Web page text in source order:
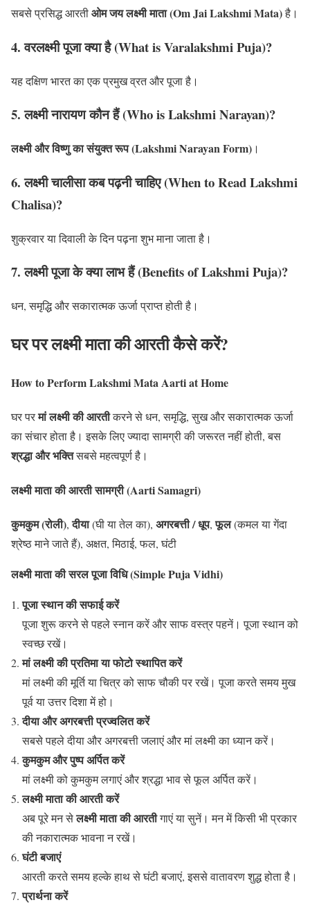
सबसे प्रसिद्ध आरतीओम जय लक्ष्मी माता (Om Jai Lakshmi Mata)है।
4. वरलक्ष्मी पूजा क्या है (What is Varalakshmi Puja)?
यह दक्षिण भारत का एक प्रमुख व्रत और पूजा है।
5. लक्ष्मी नारायण कौन हैं (Who is Lakshmi Narayan)?
लक्ष्मी और विष्णु का संयुक्त रूप (Lakshmi Narayan Form) ।
6. लक्ष्मी चालीसा कब पढ़नी चाहिए (When to Read Lakshmi
Chalisa)?
शुक्रवार या दिवाली के दिन पढ़ना शुभ माना जाता है।
7. लक्ष्मी पूजा के क्या लाभ हैं (Benefits of Lakshmi Puja)?
धन, समृद्धि और सकारात्मक ऊर्जा प्राप्त होती है।
घर पर लक्ष्मी माता की आरती कैसे करें?
How to Perform Lakshmi Mata Aarti at Home
घर परमां लक्ष्मी की आरतीकरने से धन, समृद्धि, सुख और सकारात्मक ऊर्जा
का संचार होता है। इसके लिए ज्यादा सामग्री की जरूरत नहीं होती, बस
श्रद्धा और भक्तिसबसे महत्वपूर्ण है।
लक्ष्मी माता की आरतीसामग्री (Aarti Samagri)
कुमकुम (रोली),दीया(घी या तेल का), अगरबत्ती / धूप,फूल(कमल या गेंदा
श्रेष्ठ माने जाते हैं), अक्षत, मिठाई, फल, घंटी
लक्ष्मी माता कीसरल पूजा विधि (Simple Puja Vidhi)
पूजा स्थान की सफाई करें
पूजा शुरू करने से पहले स्नान करें और साफ वस्त्र पहनें। पूजा स्थान को
स्वच्छ रखें।
मां लक्ष्मी की प्रतिमा या फोटो स्थापित करें
मां लक्ष्मी की मूर्ति या चित्र को साफ चौकी पर रखें। पूजा करते समय मुख
पूर्व या उत्तर दिशा में हो।
दीया और अगरबत्ती प्रज्वलित करें
सबसे पहले दीया और अगरबत्ती जलाएं और मां लक्ष्मी का ध्यान करें।
कुमकुम और पुष्प अर्पित करें
मां लक्ष्मी को कुमकुम लगाएं और श्रद्धा भाव से फूल अर्पित करें।
लक्ष्मी माता की आरती करें
अब पूरे मन सेलक्ष्मी माता की आरतीगाएं या सुनें। मन में किसी भी प्रकार
की नकारात्मक भावना न रखें।
घंटी बजाएं
आरती करते समय हल्के हाथ से घंटी बजाएं, इससे वातावरण शुद्ध होता है।
प्रार्थना करें